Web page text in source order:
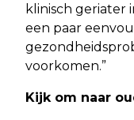
klinisch geriater
een paar
voorkomen.”
Kijk om naar